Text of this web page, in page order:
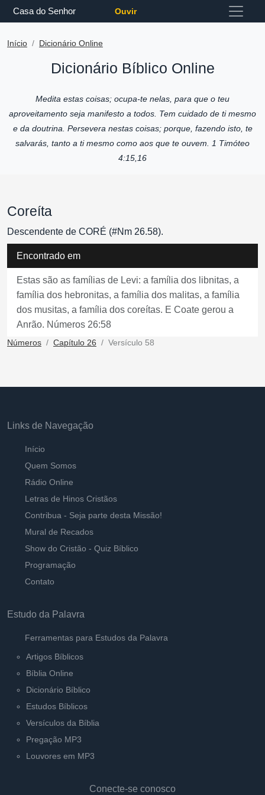
Casa do Senhor Ouvir
Início Dicionário Online
Dicionário Bíblico Online
Medita estas coisas; ocupa-te nelas, para que o teu
aproveitamento seja manifesto a todos. Tem cuidado de ti mesmo
e da doutrina. Persevera nestas coisas; porque, fazendo isto, te
salvarás, tanto a ti mesmo como aos que te ouvem. 1 Timóteo
4:15,16
Coreíta
Descendente de CORÉ (#Nm 26.58).
Encontrado em
Estas são as famílias de Levi: a família dos libnitas, a
família dos hebronitas, a família dos malitas, a família
dos musitas, a família dos coreítas. E Coate gerou a
Anrão. Números 26:58
Números Capítulo 26 Versículo 58
Links de Navegação
Início
Quem Somos
Rádio Online
Letras de Hinos Cristãos
Contribua - Seja parte desta Missão!
Mural de Recados
Show do Cristão - Quiz Bíblico
Programação
Contato
Estudo da Palavra
Ferramentas para Estudos da Palavra
Artigos Bíblicos
Bíblia Online
Dicionário Bíblico
Estudos Bíblicos
Versículos da Bíblia
Pregação MP3
Louvores em MP3
Conecte-se conosco